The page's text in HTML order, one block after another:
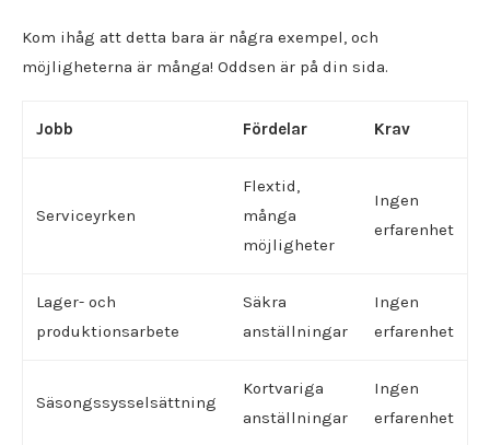
Kom ihåg att detta bara är några exempel, och
möjligheterna är många! Oddsen är på din sida.
Jobb Fördelar Krav
Serviceyrken
Flextid,
många
möjligheter
Ingen
erfarenhet
Lager- och
produktionsarbete
Säkra
anställningar
Ingen
erfarenhet
Säsongssysselsättning
Kortvariga
anställningar
Ingen
erfarenhet